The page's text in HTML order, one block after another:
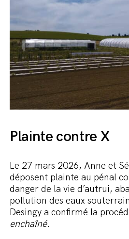
Plainte contre X
Le 27 mars 2026, Anne et
déposent plainte au pénal
danger de la vie d’autrui,
pollution des eaux
Desingy a confirmé la
enchaîné.